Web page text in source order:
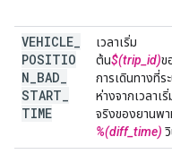
VEHICLE
POSITIO
N BAD
START
TIME
เวลาเริ่ม
ต้น$(trip_id)ข
การเดินทางที่ร
ห่างจากเวลาเ
จริงของยานพา
%(diff_time)